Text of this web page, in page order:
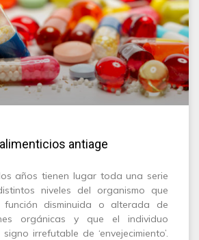
antiage
años tienen lugar toda una serie
niveles del organismo que
disminuida o alterada de
orgánicas y que el individuo
irrefutable de ‘envejecimiento’.